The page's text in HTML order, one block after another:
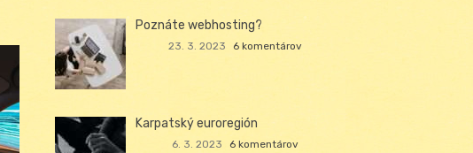
Poznáte webhosting?
23. 3. 2023 6 komentárov
Karpatský euroregión
6. 3. 2023 6 komentárov